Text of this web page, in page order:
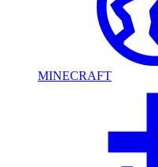
MINECRAFT